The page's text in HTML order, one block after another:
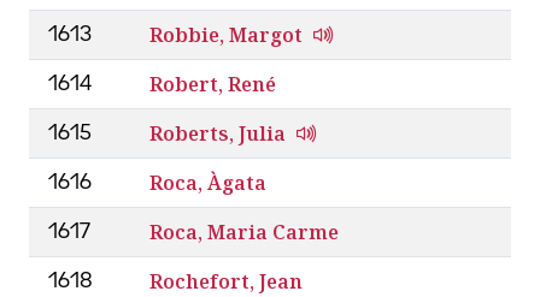
1613 Robbie, Margot
1614 Robert, René
1615 Roberts, Julia
1616 Roca, Àgata
1617 Roca, Maria Carme
1618 Rochefort, Jean